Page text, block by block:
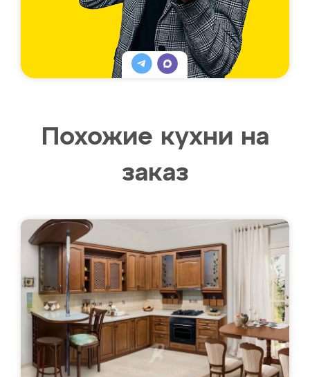
Похожие кухни на
заказ